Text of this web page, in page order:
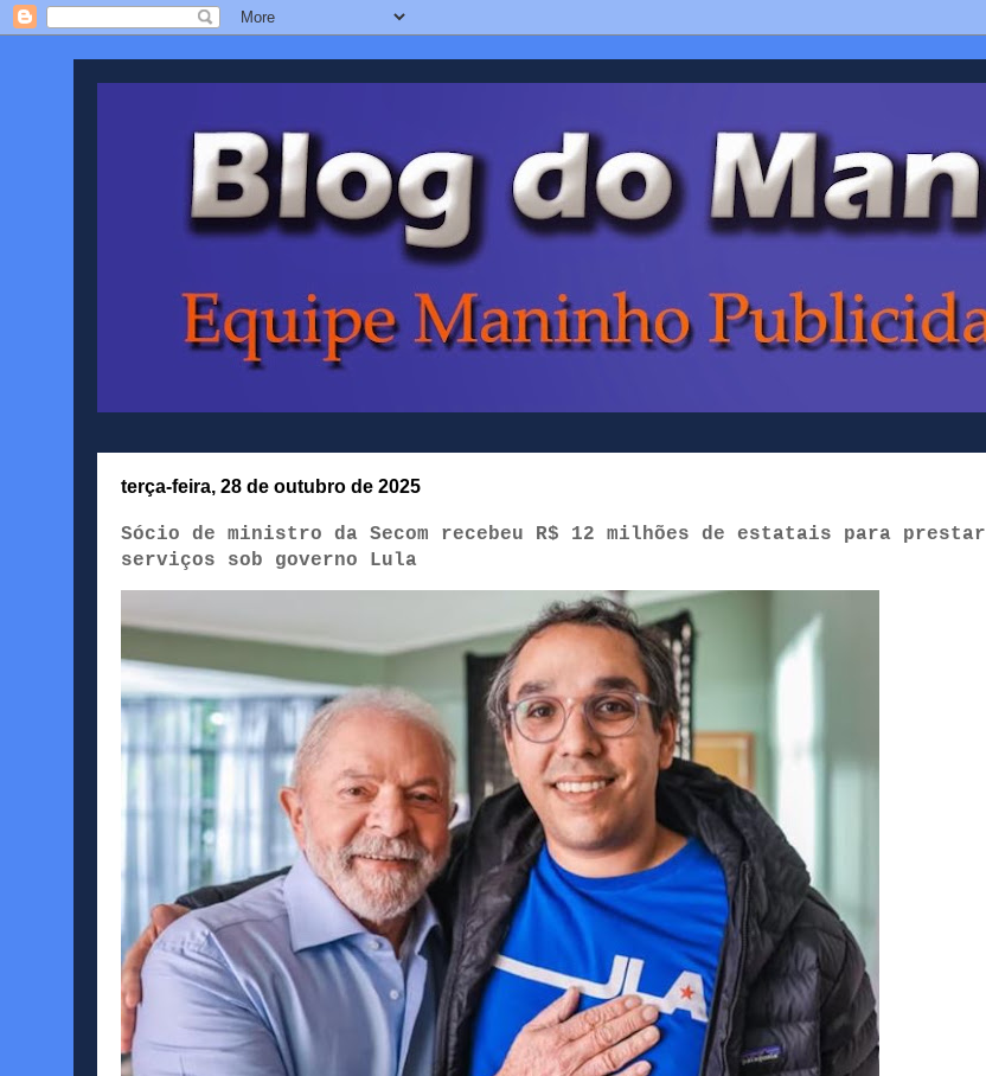
terça-feira, 28 de outubro de 2025
Sócio de ministro da Secom recebeu R$ 12 milhões de estatais para prestar
serviços sob governo Lula